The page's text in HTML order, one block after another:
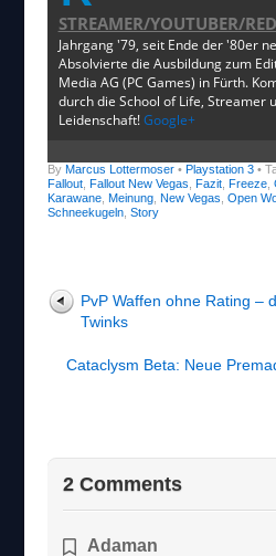
STREAMER/YOUTUBER/
Jahrgang '79, seit Ende der '80er
Absolvierte die Ausbildung zum
Media AG (PC Games) in Fürth.
durch die School of Life, Streamer
Leidenschaft!Google+
By Marcus Lottermoser• Playstation 3 •
Fallout, Fallout New Vegas Fazit, Freeze,
Karawane, Meinung, New Vegas Open
Schneekugeln, Story
PvP Waffen ohne Rating –
Twinks
Cataclysm Beta: Neue
2 Comments
Adaman